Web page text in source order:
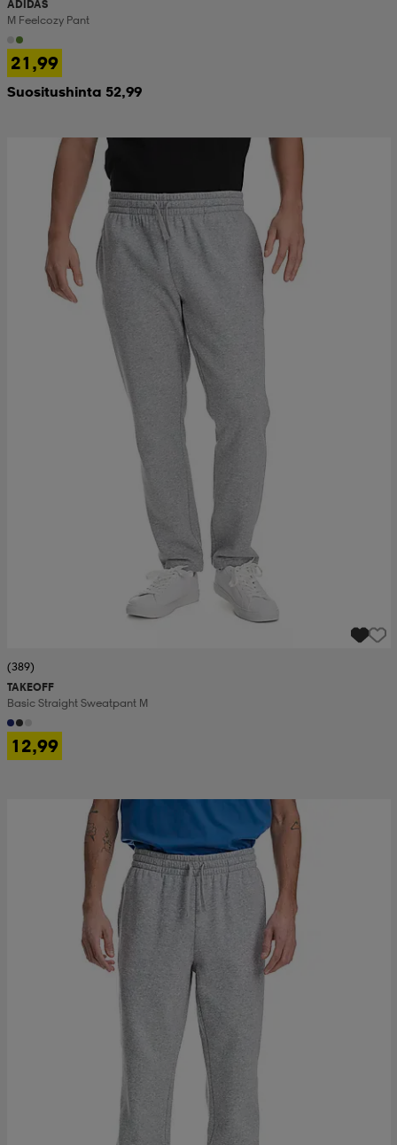
ADIDAS
M Feelcozy Pant
21,99
Suositushinta 52,99
(389)
TAKEOFF
Basic Straight Sweatpant M
12,99